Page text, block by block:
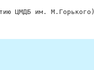
ЦМДБ им. М.Горького)